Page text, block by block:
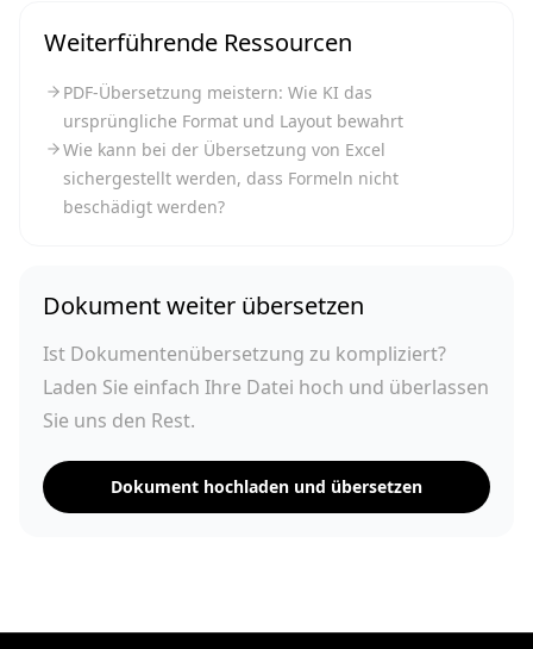
Weiterführende Ressourcen
PDF-Übersetzung meistern: Wie KI das
ursprüngliche Format und Layout bewahrt
Wie kann bei der Übersetzung von Excel
sichergestellt werden, dass Formeln nicht
beschädigt werden?
Dokument weiter übersetzen
Ist Dokumentenübersetzung zu kompliziert?
Laden Sie einfach Ihre Datei hoch und überlassen
Sie uns den Rest.
Dokument hochladen und übersetzen